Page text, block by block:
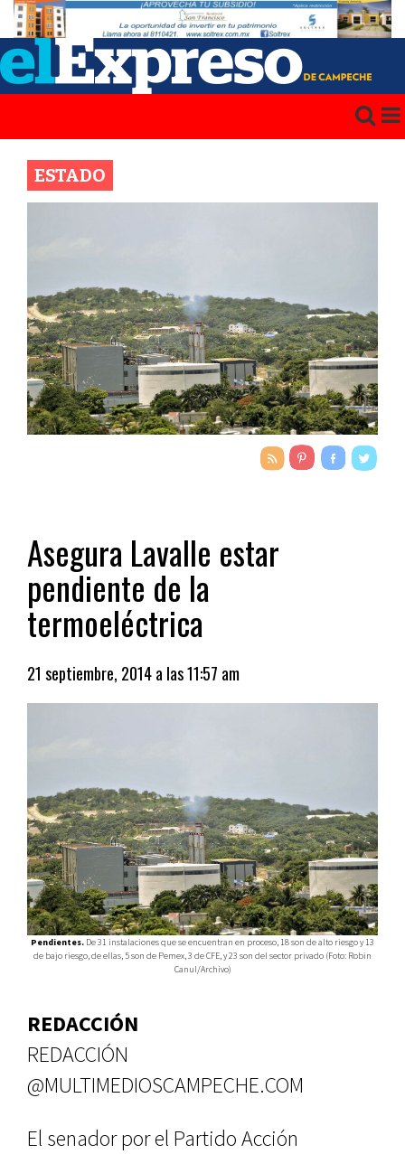
ESTADO
Asegura Lavalle estar
pendiente de la
termoeléctrica
21 septiembre, 2014 a las 11:57 am
Pendientes. De 31 instalaciones que se encuentran en proceso, 18 son de alto riesgo y 13
de bajo riesgo, de ellas, 5 son de Pemex, 3 de CFE, y 23 son del sector privado (Foto: Robin
Canul/Archivo)
REDACCIÓN
REDACCIÓN
@MULTIMEDIOSCAMPECHE.COM
El senador por el Partido Acción